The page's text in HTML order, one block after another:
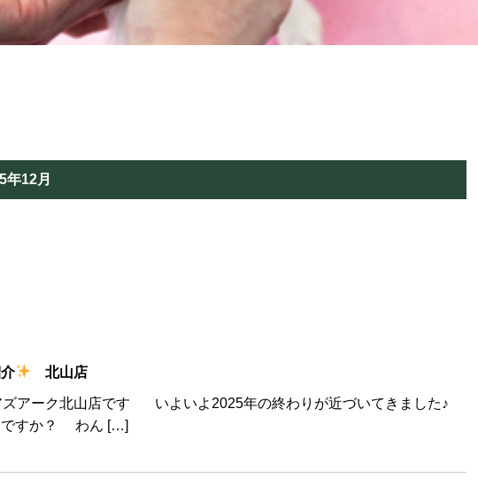
年12月
北山店
ズアーク北山店です いよいよ2025年の終わりが近づいてきました♪
ですか？ わん […]